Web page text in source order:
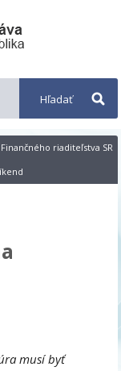
riaditeľstva SR
musí byť